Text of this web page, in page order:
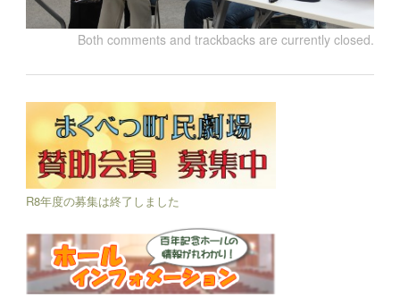
Both comments and trackbacks are currently closed.
R8年度の募集は終了しました